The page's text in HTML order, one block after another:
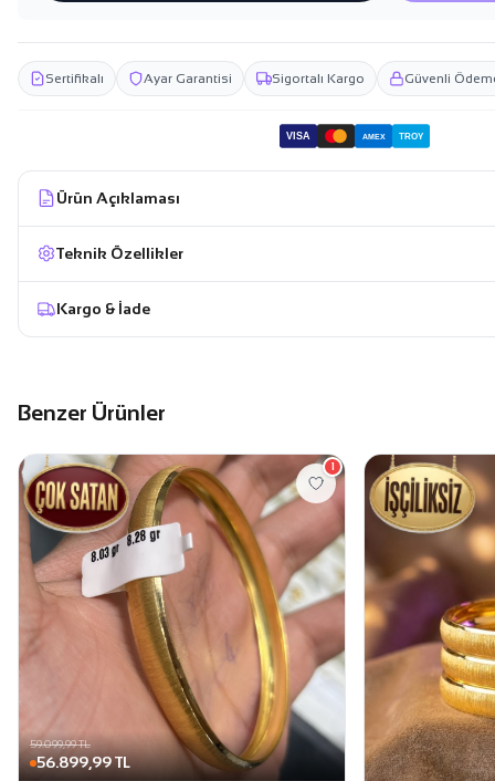
Sertifikalı Ayar Garantisi Sigortalı Kargo Güvenli
VISA AMEX TROY
Ürün Açıklaması
Teknik Özellikler
Kargo & İade
Benzer Ürünler
59.099,99 TL
56.899,99 TL
1